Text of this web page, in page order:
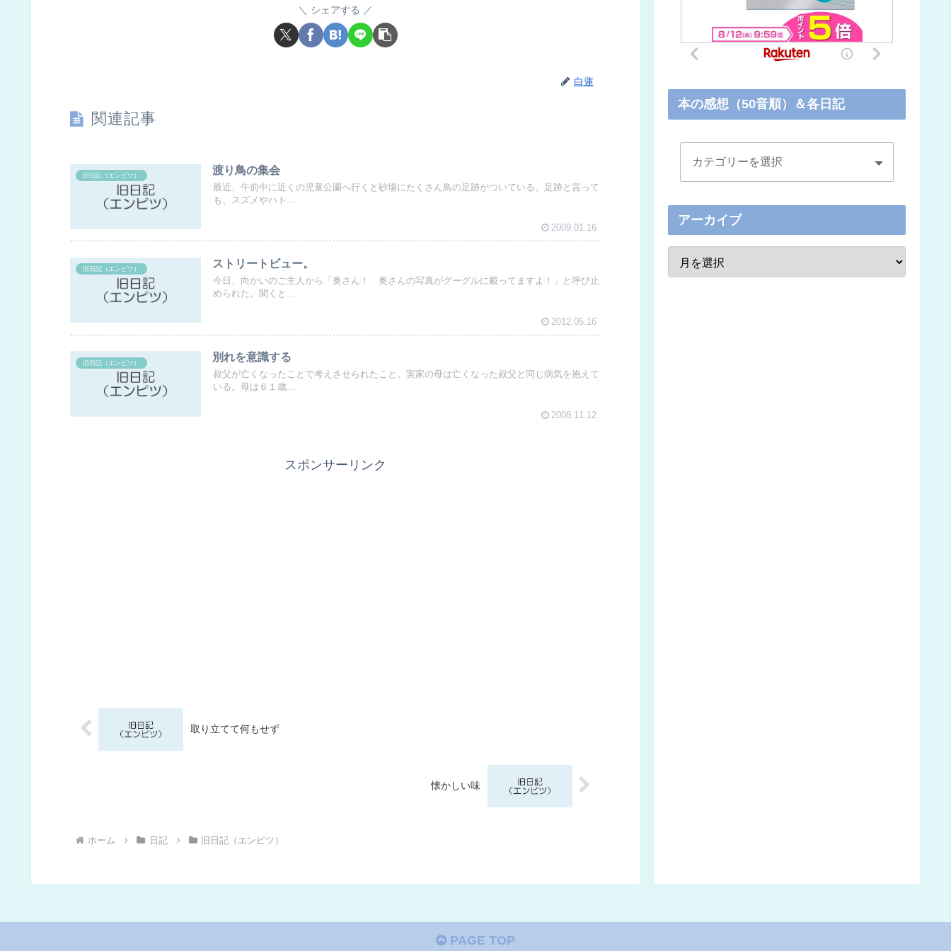
シェアする
白蓮
関連記事
旧日記（エンピツ） 渡り鳥の集会
最近、午前中に近くの児童公園へ行くと砂場にたくさん鳥の足跡がついている。足跡と言って
も、スズメやハト...
2009.01.16
旧日記（エンピツ） ストリートビュー。
今日、向かいのご主人から「奥さん！ 奥さんの写真がグーグルに載ってますよ！」と呼び止
められた。聞くと...
2012.05.16
旧日記（エンピツ） 別れを意識する
叔父が亡くなったことで考えさせられたこと。実家の母は亡くなった叔父と同じ病気を抱えて
いる。母は６１歳...
2008.11.12
スポンサーリンク
取り立てて何もせず
懐かしい味
ホーム 日記 旧日記（エンピツ）
本の感想（50音順）＆各日記
アーカイブ
PAGE TOP